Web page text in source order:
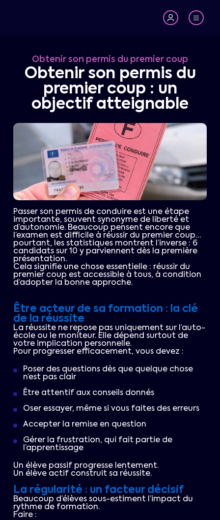
Obtenir son permis du premier coup
Obtenir son permis du
premier coup : un
objectif atteignable
Passer son permis de conduire est une étape
importante, souvent synonyme de liberté et
d’autonomie. Beaucoup pensent encore que
l’examen est difficile à réussir du premier coup…
pourtant, les statistiques montrent l’inverse : 6
candidats sur 10 y parviennent dès la première
présentation.
Cela signifie une chose essentielle : réussir du
premier coup est accessible à tous, à condition
d’adopter la bonne approche.
Être acteur de sa formation : la clé
de la réussite
La réussite ne repose pas uniquement sur l’auto-
école ou le moniteur. Elle dépend surtout de
votre implication personnelle.
Pour progresser efficacement, vous devez :
Poser des questions dès que quelque chose
n’est pas clair
Être attentif aux conseils donnés
Oser essayer, même si vous faites des erreurs
Accepter la remise en question
Gérer la frustration, qui fait partie de
l’apprentissage
Un élève passif progresse lentement.
Un élève actif construit sa réussite.
La régularité : un facteur décisif
Beaucoup d’élèves sous-estiment l’impact du
rythme de formation.
Faire :